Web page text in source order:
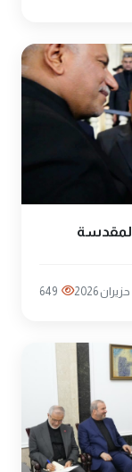
المقدسة
649